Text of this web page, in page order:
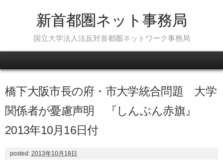
新首都圏ネット事務局
国立大学法人法反対首都圏ネットワーク事務局
橋下大阪市長の府・市大学統合問題 大学
関係者が憂慮声明 『しんぶん赤旗』
2013年10月16日付
posted: 2013年10月18日